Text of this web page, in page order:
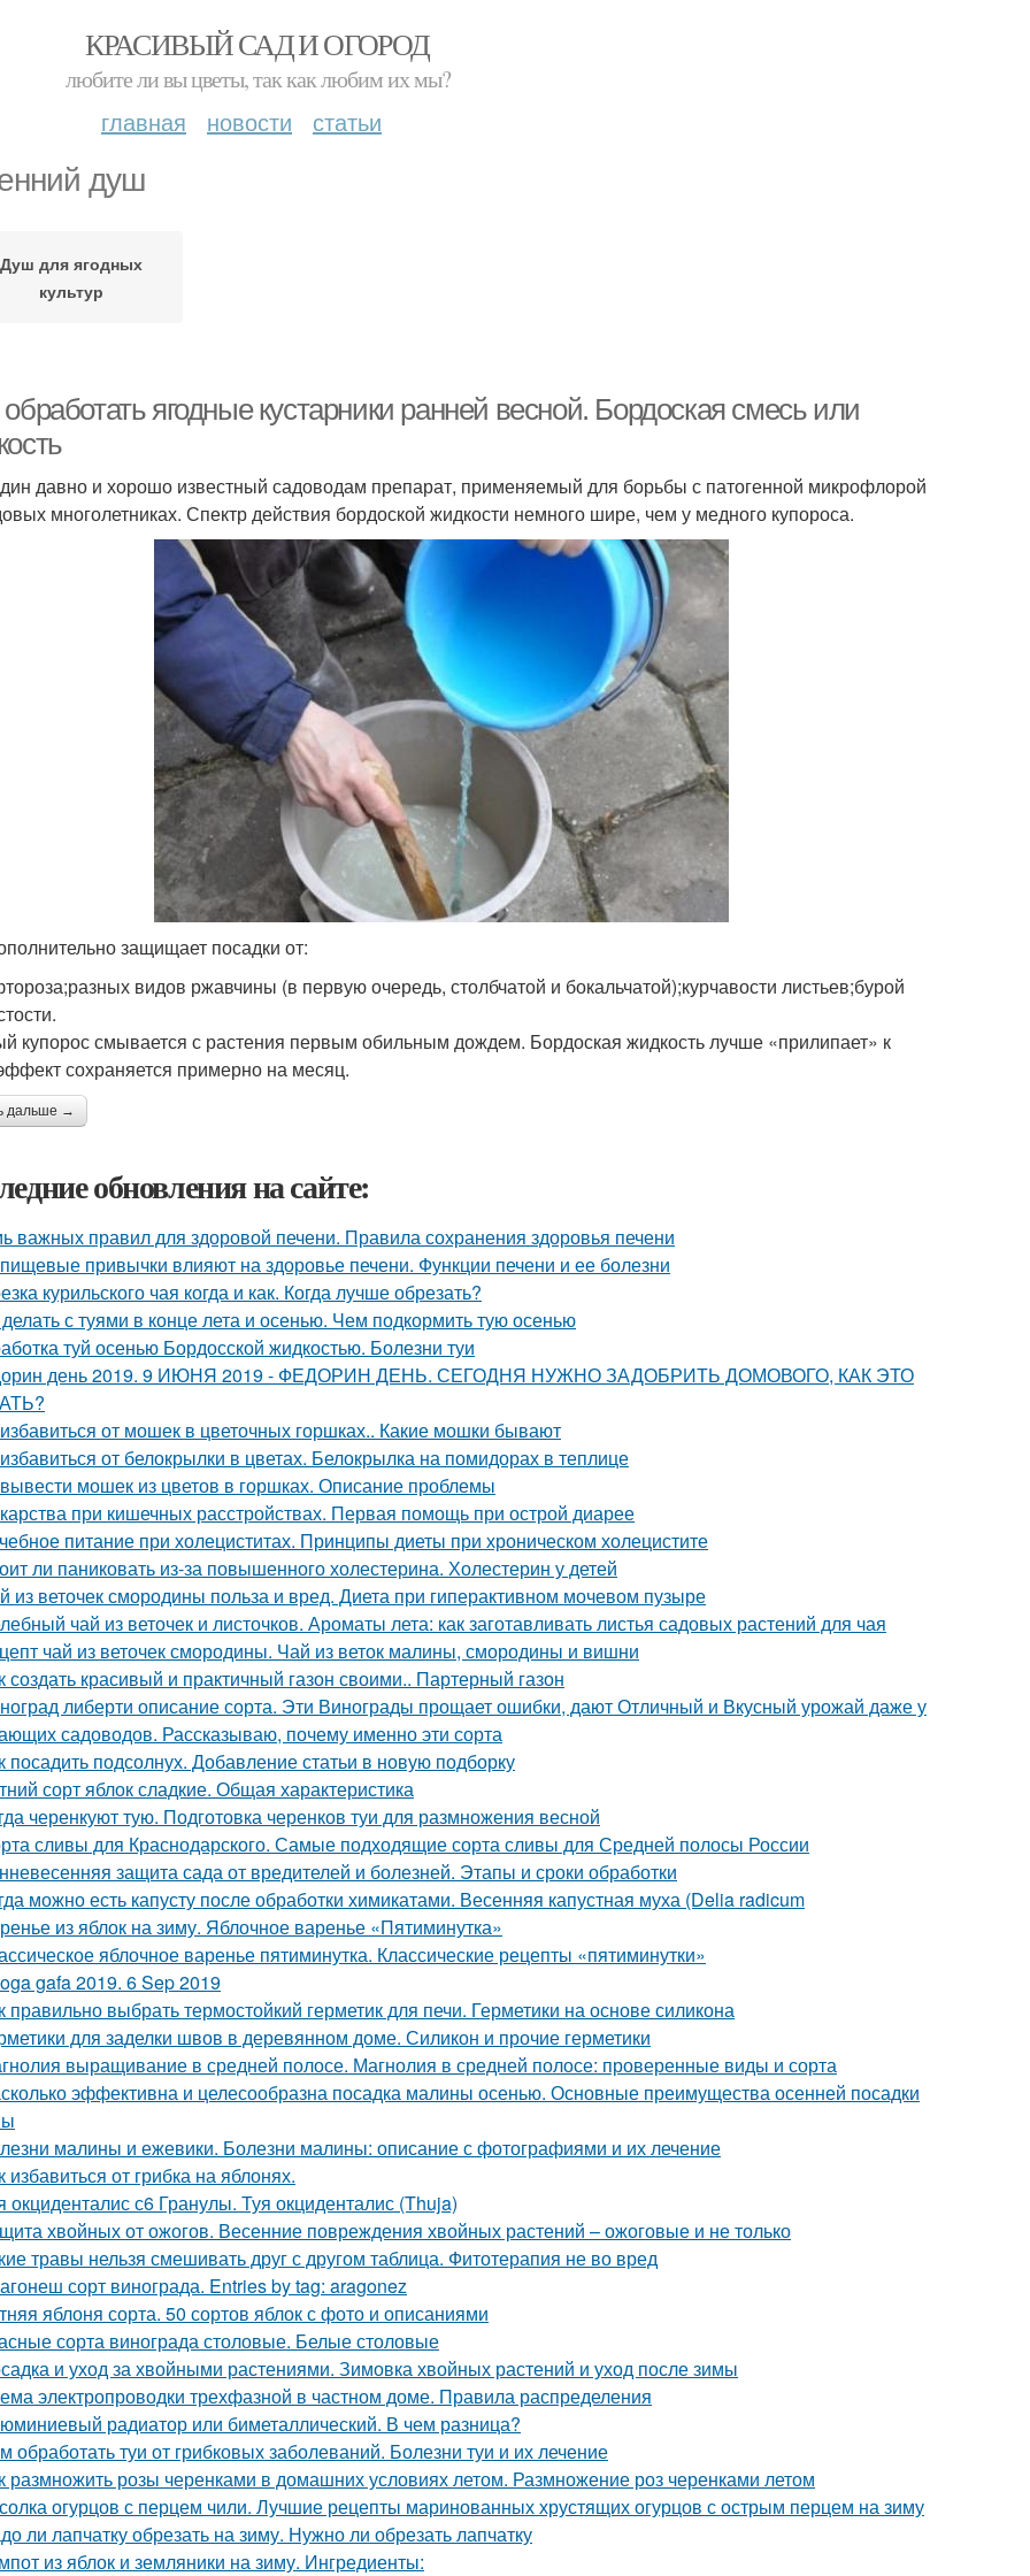
КРАСИВЫЙ САД И ОГОРОД
любите ли вы цветы, так как любим их мы?
главная новости статьи
душ
Душ для ягодных
культур
ягодные кустарники ранней весной. Бордоская смесь или
давно и хорошо известный садоводам препарат, применяемый для борьбы с патогенной микрофлорой
многолетниках. Спектр действия бордоской жидкости немного шире, чем у медного купороса.
защищает посадки от:
видов ржавчины (в первую очередь, столбчатой и бокальчатой);курчавости листьев;бурой
купорос смывается с растения первым обильным дождем. Бордоская жидкость лучше «прилипает» к
сохраняется примерно на месяц.
дальше →
обновления на сайте:
важных правил для здоровой печени. Правила сохранения здоровья печени
привычки влияют на здоровье печени. Функции печени и ее болезни
курильского чая когда и как. Когда лучше обрезать?
с туями в конце лета и осенью. Чем подкормить тую осенью
туй осенью Бордосской жидкостью. Болезни туи
день 2019. 9 ИЮНЯ 2019 - ФЕДОРИН ДЕНЬ. СЕГОДНЯ НУЖНО ЗАДОБРИТЬ ДОМОВОГО, КАК ЭТО
от мошек в цветочных горшках.. Какие мошки бывают
от белокрылки в цветах. Белокрылка на помидорах в теплице
мошек из цветов в горшках. Описание проблемы
при кишечных расстройствах. Первая помощь при острой диарее
питание при холециститах. Принципы диеты при хроническом холецистите
ли паниковать из-за повышенного холестерина. Холестерин у детей
из веточек смородины польза и вред. Диета при гиперактивном мочевом пузыре
чай из веточек и листочков. Ароматы лета: как заготавливать листья садовых растений для чая
чай из веточек смородины. Чай из веток малины, смородины и вишни
создать красивый и практичный газон своими.. Партерный газон
либерти описание сорта. Эти Винограды прощает ошибки, дают Отличный и Вкусный урожай даже у
садоводов. Рассказываю, почему именно эти сорта
посадить подсолнух. Добавление статьи в новую подборку
сорт яблок сладкие. Общая характеристика
черенкуют тую. Подготовка черенков туи для размножения весной
сливы для Краснодарского. Самые подходящие сорта сливы для Средней полосы России
защита сада от вредителей и болезней. Этапы и сроки обработки
можно есть капусту после обработки химикатами. Весенняя капустная муха (Delia radicum
из яблок на зиму. Яблочное варенье «Пятиминутка»
яблочное варенье пятиминутка. Классические рецепты «пятиминутки»
gafa 2019. 6 Sep 2019
правильно выбрать термостойкий герметик для печи. Герметики на основе силикона
для заделки швов в деревянном доме. Силикон и прочие герметики
выращивание в средней полосе. Магнолия в средней полосе: проверенные виды и сорта
эффективна и целесообразна посадка малины осенью. Основные преимущества осенней посадки
малины и ежевики. Болезни малины: описание с фотографиями и их лечение
избавиться от грибка на яблонях.
окциденталис с6 Гранулы. Туя окциденталис (Thuja)
хвойных от ожогов. Весенние повреждения хвойных растений – ожоговые и не только
травы нельзя смешивать друг с другом таблица. Фитотерапия не во вред
сорт винограда. Entries by tag: aragonez
яблоня сорта. 50 сортов яблок с фото и описаниями
сорта винограда столовые. Белые столовые
и уход за хвойными растениями. Зимовка хвойных растений и уход после зимы
электропроводки трехфазной в частном доме. Правила распределения
радиатор или биметаллический. В чем разница?
обработать туи от грибковых заболеваний. Болезни туи и их лечение
размножить розы черенками в домашних условиях летом. Размножение роз черенками летом
огурцов с перцем чили. Лучшие рецепты маринованных хрустящих огурцов с острым перцем на зиму
ли лапчатку обрезать на зиму. Нужно ли обрезать лапчатку
из яблок и земляники на зиму. Ингредиенты: